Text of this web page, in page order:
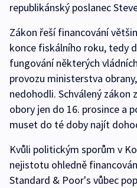
republikánský poslanec
Zákon řeší financování
konce fiskálního roku, tedy
fungování některých
provozu ministerstva
nedohodli. Schválený
obory jen do 16. prosince a
muset do té doby najít
Kvůli politickým sporům v
nejistotu ohledně
Standard & Poor's vůbec